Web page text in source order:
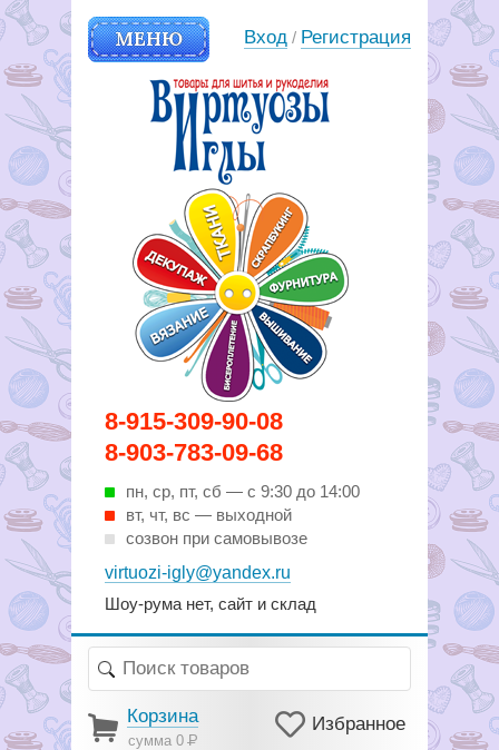
8-915-309-90-08
8-903-783-09-68
пн, ср, пт, cб — с 9:30 до 14:00
вт, чт, вс — выходной
созвон при самовывозе
virtuozi-igly@yandex.ru
Шоу-рума нет, сайт и склад
МЕНЮ
Вирутозы иглы. Товары для
шитья и рукоделья
Вход / Регистрация
Корзина
сумма 0Р
Избранное